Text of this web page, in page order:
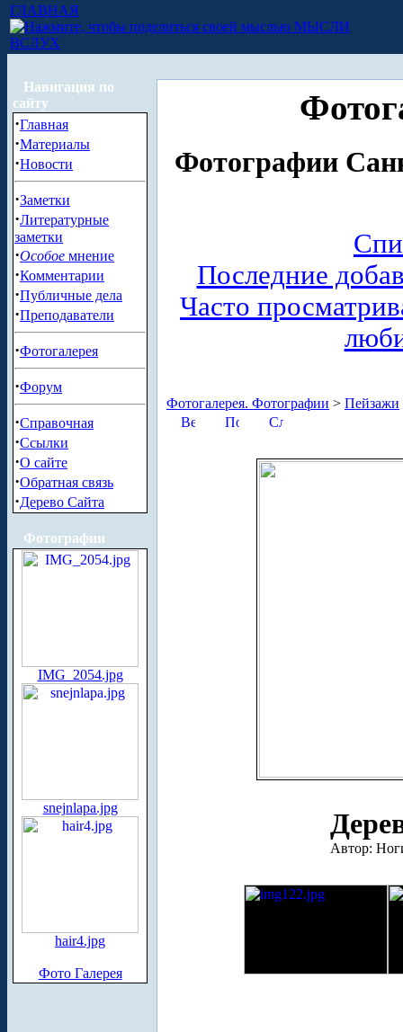
ГЛАВНАЯ
МЫСЛИ
ВСЛУХ
Навигация по
сайту
·Главная
·Материалы
·Новости
·Заметки
·Литературные
заметки
·Особое мнение
·Комментарии
·Публичные дела
·Преподаватели
·Фотогалерея
·Форум
·Справочная
·Ссылки
·О сайте
·Обратная связь
·Дерево Сайта
Фотографии
IMG_2054.jpg
snejnlapa.jpg
hair4.jpg
Фото Галерея
Фотографии
Последние
Часто
Фотогалерея. Фотографии > Пейзажи
Автор: